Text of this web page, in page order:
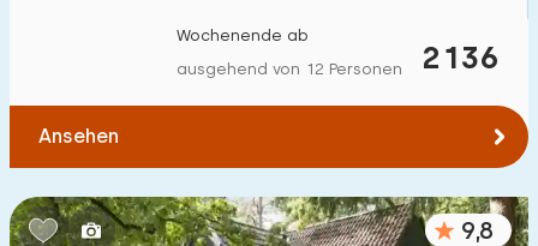
5 10
1 2
Zu öffentlichen Verkehrsmitteln(max. km):
2136
Wochenende ab
ausgehend von 12 Personen
Ansehen
9,8